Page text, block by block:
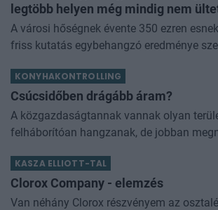
legtöbb helyen még mindig nem
A városi hőségnek évente 350 ezren
friss kutatás egybehangzó eredménye
KONYHAKONTROLLING
Csúcsidőben drágább áram?
A közgazdaságtannak vannak olyan
felháborítóan hangzanak, de jobban
némi kellemetlenséggel is járnak. Az
KASZA ELLIOTT-TAL
Clorox Company - elemzés
Van néhány Clorox részvényem az